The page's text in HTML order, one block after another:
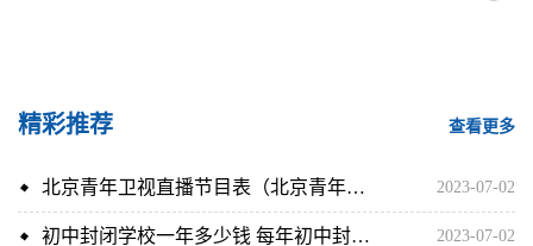
精彩推荐 查看更多
北京青年卫视直播节目表（北京青年卫视直播）|快资讯 2023-07-02
初中封闭学校一年多少钱 每年初中封闭学校多少钱 2023-07-02